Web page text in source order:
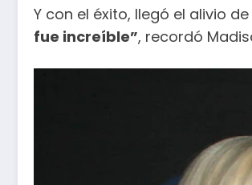
Y con el éxito, llegó el alivio
fue increíble”, recordó